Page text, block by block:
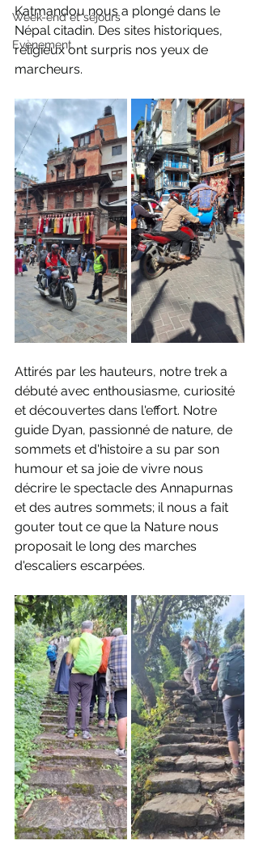
Week-end et séjours
Evènement
Katmandou nous a plongé dans le
Népal citadin. Des sites historiques,
religieux ont surpris nos yeux de
marcheurs.
Attirés par les hauteurs, notre trek a
débuté avec enthousiasme, curiosité
et découvertes dans l'effort. Notre
guide Dyan, passionné de nature, de
sommets et d'histoire a su par son
humour et sa joie de vivre nous
décrire le spectacle des Annapurnas
et des autres sommets; il nous a fait
gouter tout ce que la Nature nous
proposait le long des marches
d'escaliers escarpées.